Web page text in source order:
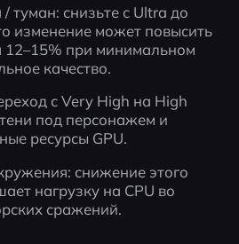
туман: снизьте с Ultra до
изменение может повысить
12–15% при минимальном
качество.
с Very High на High
под персонажем и
ресурсы GPU.
снижение этого
нагрузку на CPU во
сражений.